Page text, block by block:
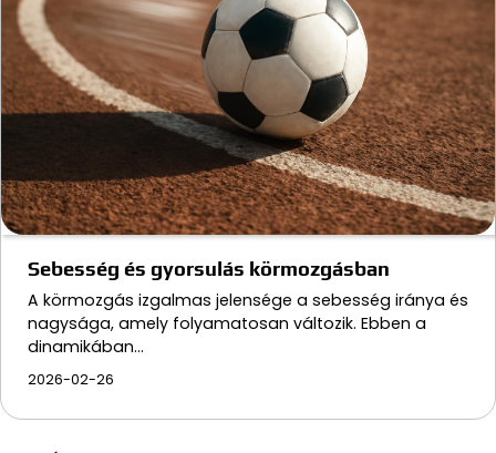
Sebesség és gyorsulás körmozgásban
A körmozgás izgalmas jelensége a sebesség iránya és
nagysága, amely folyamatosan változik. Ebben a
dinamikában…
2026-02-26